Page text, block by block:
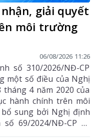
giải quyết
môi trường
06/08/2026 11:26
số 310/2026/NĐ-CP
một số điều của Nghị
4 năm 2020 của
hành chính trên môi
sung bởi Nghị định
69/2024/NĐ-CP và